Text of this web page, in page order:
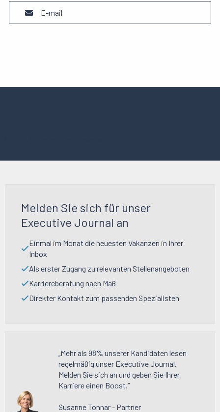
E-mail
Melden Sie sich für unser
Executive Journal an
Einmal im Monat die neuesten Vakanzen in Ihrer
Inbox
Als erster Zugang zu relevanten Stellenangeboten
Karriereberatung nach Maß
Direkter Kontakt zum passenden Spezialisten
„Mehr als 98% unserer Kandidaten lesen
regelmäßig unser Executive Journal.
Melden Sie sich an und geben Sie Ihrer
Karriere einen Boost.“
Susanne Tonnar - Partner